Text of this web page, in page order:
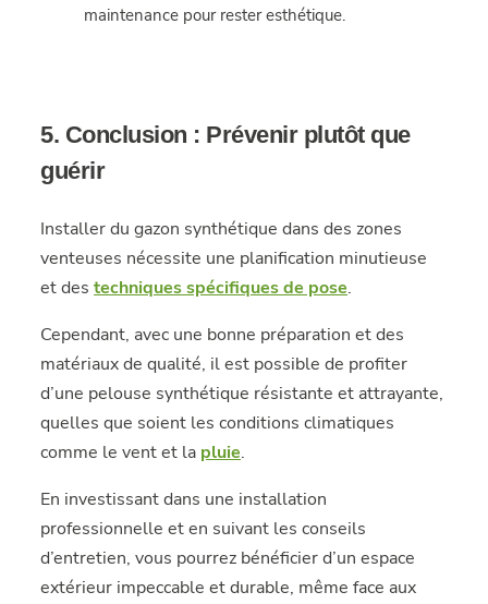
maintenance pour rester esthétique.
5. Conclusion : Prévenir plutôt que
guérir
Installer du gazon synthétique dans des zones
venteuses nécessite une planification minutieuse
et destechniques spécifiques de pose.
Cependant, avec une bonne préparation et des
matériaux de qualité, il est possible de profiter
d’une pelouse synthétique résistante et attrayante,
quelles que soient les conditions climatiques
comme le vent et la pluie.
En investissant dans une installation
professionnelle et en suivant les conseils
d’entretien, vous pourrez bénéficier d’un espace
extérieur impeccable et durable, même face aux